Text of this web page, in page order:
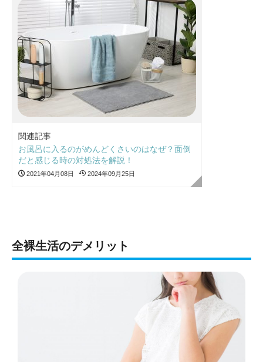
関連記事
お風呂に入るのがめんどくさいのはなぜ？面倒
だと感じる時の対処法を解説！
2021年04月08日 2024年09月25日
全裸生活のデメリット